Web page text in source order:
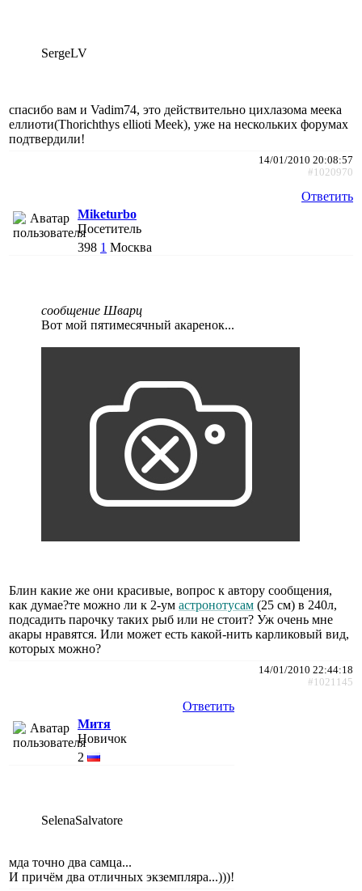
SergeLV
спасибо вам и Vadim74, это действительно цихлазома меека
еллиоти(Thorichthys ellioti Meek), уже на нескольких форумах
подтвердили!
14/01/2010 20:08:57
#1020970
Ответить
Miketurbo
Посетитель
398 1 Москва
сообщение Шварц
Вот мой пятимесячный акаренок...
Блин какие же они красивые, вопрос к автору сообщения,
как думае?те можно ли к 2-ум астронотусам (25 см) в 240л,
подсадить парочку таких рыб или не стоит? Уж очень мне
акары нравятся. Или может есть какой-нить карликовый вид,
которых можно?
14/01/2010 22:44:18
#1021145
Ответить
Митя
Новичок
2
SelenaSalvatore
мда точно два самца...
И причём два отличных экземпляра...)))!